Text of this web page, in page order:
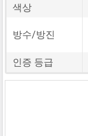
색상
방수/방진
인증 등급